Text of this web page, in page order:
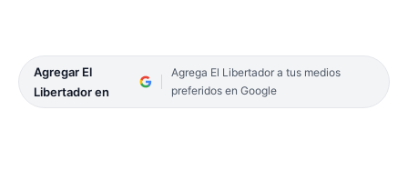
Agregar El
Libertador en
Agrega El Libertador a tus medios
preferidos en Google